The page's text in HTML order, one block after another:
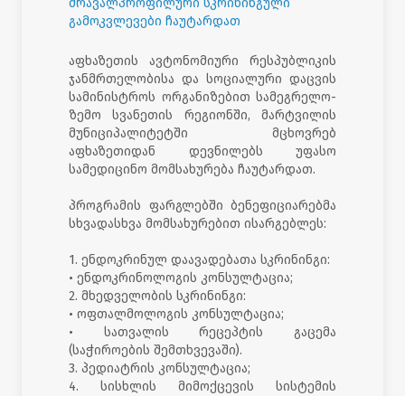
მრავალპროფილური სკრინინგული
გამოკვლევები ჩაუტარდათ
აფხაზეთის ავტონომიური რესპუბლიკის
ჯანმრთელობისა და სოციალური დაცვის
სამინისტროს ორგანიზებით სამეგრელო-
ზემო სვანეთის რეგიონში, მარტვილის
მუნიციპალიტეტში მცხოვრებ
აფხაზეთიდან დევნილებს უფასო
სამედიცინო მომსახურება ჩაუტარდათ.
პროგრამის ფარგლებში ბენეფიციარებმა
სხვადასხვა მომსახურებით ისარგებლეს:
1. ენდოკრინულ დაავადებათა სკრინინგი:
• ენდოკრინოლოგის კონსულტაცია;
2. მხედველობის სკრინინგი:
• ოფთალმოლოგის კონსულტაცია;
• სათვალის რეცეპტის გაცემა
(საჭიროების შემთხვევაში).
3. პედიატრის კონსულტაცია;
4. სისხლის მიმოქცევის სისტემის